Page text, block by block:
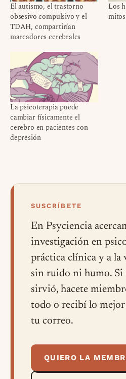
El autismo, el trastorno
obsesivo compulsivo y el
TDAH, compartirían
marcadores cerebrales
Los
La psicoterapia puede
cambiar físicamente el
cerebro en pacientes con
depresión
SUSCRÍBETE
En Psyciencia
investigación en
práctica clínica y a la
sin ruido ni humo. Si
sirvió, hacete
todo o recibí lo mejor
tu correo.
QUIERO LA